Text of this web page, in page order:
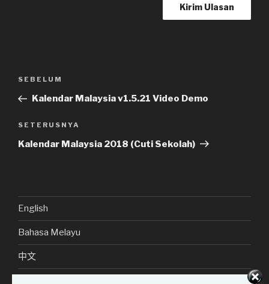
Kiriman
Sebelumnya
SEBELUM
Kalendar Malaysia v1.5.21 Video Demo
Kiriman
Seterusnya
SETERUSNYA
Kalendar Malaysia 2018 (Cuti Sekolah)
English
Bahasa Melayu
中文